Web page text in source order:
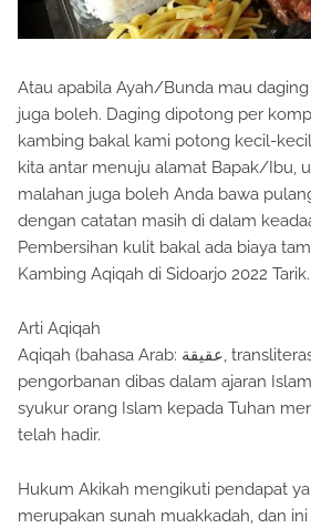
Atau apabila Ayah/Bunda mau
juga boleh. Daging dipotong per
kambing bakal kami potong kecil-
kita antar menuju alamat Bapak/Ibu,
malahan juga boleh Anda bawa
dengan catatan masih di dalam
Pembersihan kulit bakal ada biaya
Kambing Aqiqah di Sidoarjo 2022 Tarik.
Arti Aqiqah
Aqiqah (bahasa Arab: عقيقة, transliterasi: Aqiqah) yaitu
pengorbanan dibas dalam ajaran
syukur orang Islam kepada Tuhan
telah hadir.
Hukum Akikah mengikuti pendapat
merupakan sunah muakkadah, dan